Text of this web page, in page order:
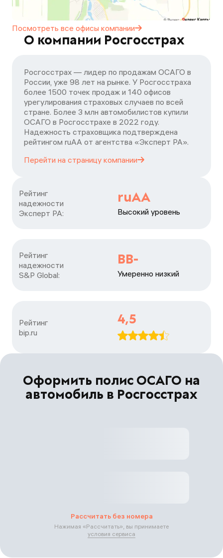
Посмотреть все офисы компании
О компании Росгосстрах
Росгосстрах — лидер по продажам ОСАГО в
России, уже 98 лет на рынке. У Росгосстраха
более 1500 точек продаж и 140 офисов
урегулирования страховых случаев по всей
стране. Более 3 млн автомобилистов купили
ОСАГО в Росгосстрахе в 2022 году.
Надежность страховщика подтверждена
рейтингом ruАА от агентства «Эксперт РА».
Перейти на страницу компании
Рейтинг
надежности
Эксперт РА:
ruAA
Высокий уровень
Рейтинг
надежности
S&P Global:
BB-
Умеренно низкий
Рейтинг
bip.ru
4,5
Оформить полис ОСАГО на
автомобиль в Росгосстрах
Рассчитать без номера
Нажимая «Рассчитать», вы принимаете
условия сервиса